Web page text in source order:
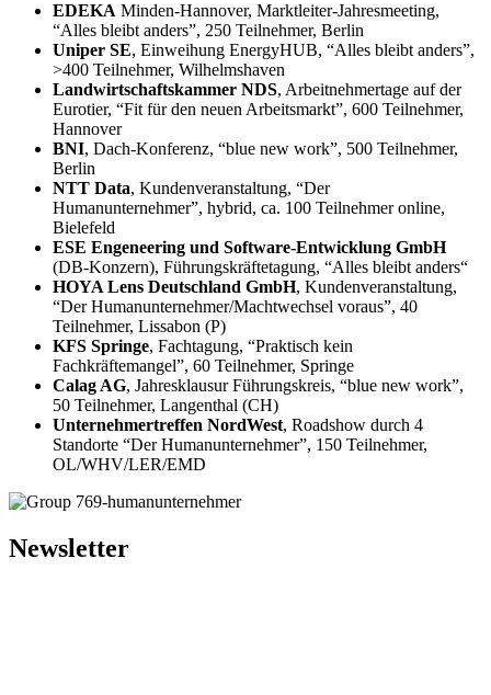
EDEKA Minden-Hannover, Marktleiter-Jahresmeeting,
“Alles bleibt anders”, 250 Teilnehmer, Berlin
Uniper SE, Einweihung EnergyHUB, “Alles bleibt anders”,
>400 Teilnehmer, Wilhelmshaven
Landwirtschaftskammer NDS, Arbeitnehmertage auf der
Eurotier, “Fit für den neuen Arbeitsmarkt”, 600 Teilnehmer,
Hannover
BNI, Dach-Konferenz, “blue new work”, 500 Teilnehmer,
Berlin
NTT Data, Kundenveranstaltung, “Der
Humanunternehmer”, hybrid, ca. 100 Teilnehmer online,
Bielefeld
ESE Engeneering und Software-Entwicklung GmbH
(DB-Konzern), Führungskräftetagung, “Alles bleibt anders“
HOYA Lens Deutschland GmbH, Kundenveranstaltung,
“Der Humanunternehmer/Machtwechsel voraus”, 40
Teilnehmer, Lissabon (P)
KFS Springe, Fachtagung, “Praktisch kein
Fachkräftemangel”, 60 Teilnehmer, Springe
Calag AG, Jahresklausur Führungskreis, “blue new work”,
50 Teilnehmer, Langenthal (CH)
Unternehmertreffen NordWest, Roadshow durch 4
Standorte “Der Humanunternehmer”, 150 Teilnehmer,
OL/WHV/LER/EMD
Newsletter